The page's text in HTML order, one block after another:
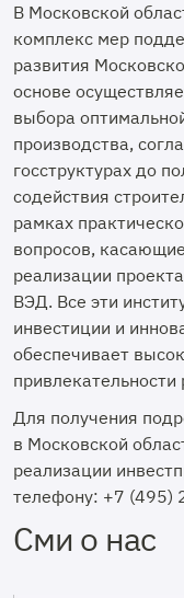
В Московской
комплекс мер
развития
основе
выбора
производства,
госструктурах до
содействия
рамках
вопросов,
реализации
ВЭД. Все эти
инвестиции и
обеспечивает
привлекательности
Для получения
в Московской
реализации
телефону: +7 (495)
Сми о нас